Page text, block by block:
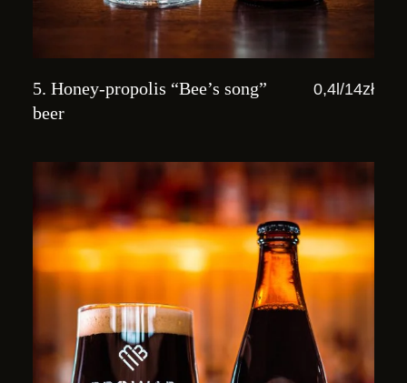
5. Honey-propolis “Bee’s song”
beer
0,4l/14zł